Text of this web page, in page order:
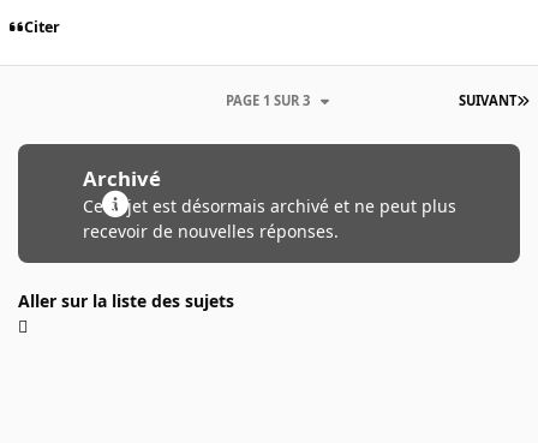
Citer
SUIVANT
PAGE 1 SUR 3
Archivé
Ce sujet est désormais archivé et ne peut plus
recevoir de nouvelles réponses.
Aller sur la liste des sujets